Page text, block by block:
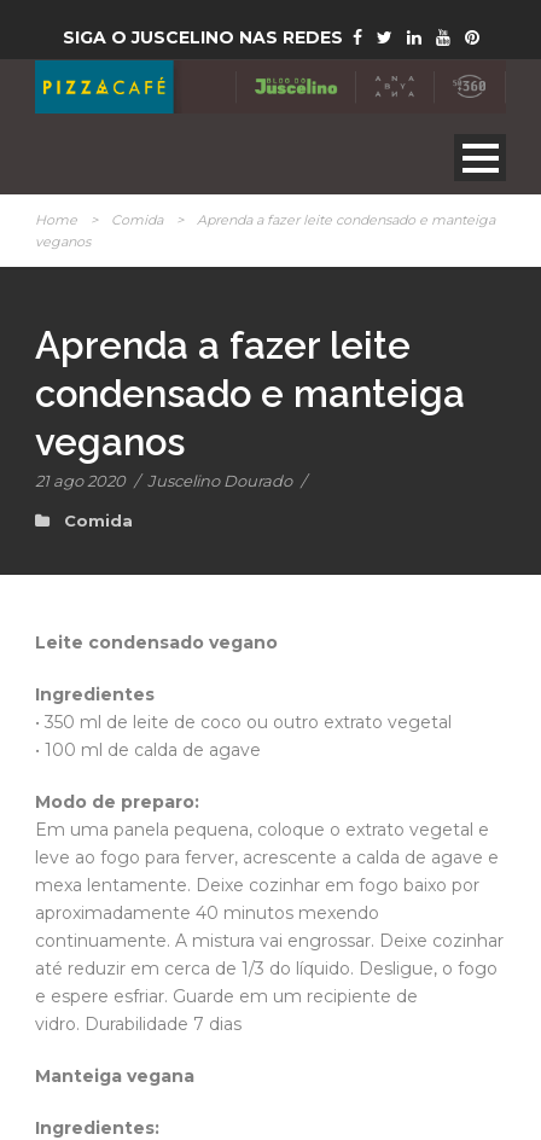
SIGA O JUSCELINO NAS REDES
Home > Comida >
Aprenda a fazer leite condensado e manteiga
veganos
Aprenda a fazer leite
condensado e manteiga
veganos
21 ago 2020 / Juscelino Dourado /
Comida
Leite condensado vegano
Ingredientes
• 350 ml de leite de coco ou outro extrato vegetal
• 100 ml de calda de agave
Modo de preparo:
Em uma panela pequena, coloque o extrato vegetal e
leve ao fogo para ferver, acrescente a calda de agave e
mexa lentamente. Deixe cozinhar em fogo baixo por
aproximadamente 40 minutos mexendo
continuamente. A mistura vai engrossar. Deixe cozinhar
até reduzir em cerca de 1/3 do líquido. Desligue, o fogo
e espere esfriar. Guarde em um recipiente de
vidro. Durabilidade 7 dias
Manteiga vegana
Ingredientes: